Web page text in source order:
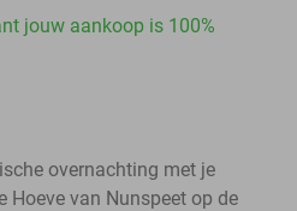
jouw aankoop is 100%
overnachting met je
Hoeve van Nunspeet op de